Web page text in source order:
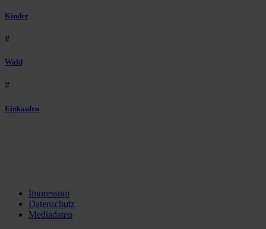
Kinder
#
Wald
#
Einkaufen
Impressum
Datenschutz
Mediadaten